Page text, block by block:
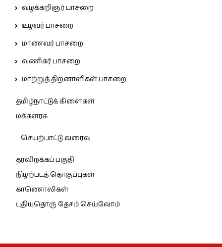
வழக்கறிஞர் பாசறை
உழவர் பாசறை
மாணவர் பாசறை
வணிகர் பாசறை
மாற்றுத் திறனாளிகள் பாசறை
தமிழ்நாட்டுக் கிளைகள்
மக்களரசு
செயற்பாட்டு வரைவு
தரவிறக்கப் பகுதி
நிழற்படத் தொகுப்புகள்
காணொலிகள்
புதியதொரு தேசம் செய்வோம்